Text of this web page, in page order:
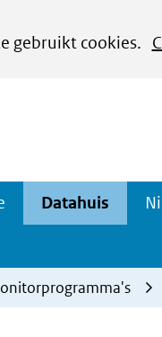
gebruikt cookies.
Werkwijze
Uitklappen
Datahuis